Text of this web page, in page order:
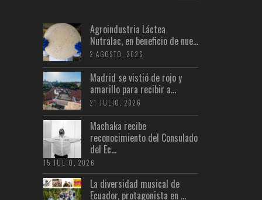
Agroindustria Láctea
Nutralac, en beneficio de nue...
2 AGOSTO, 2026
Madrid se vistió de rojo y
amarillo para recibir a...
21 JULIO, 2026
Machaka recibe
reconocimiento del Consulado
del Ec...
15 JULIO, 2026
La diversidad musical de
Ecuador, protagonista en ...